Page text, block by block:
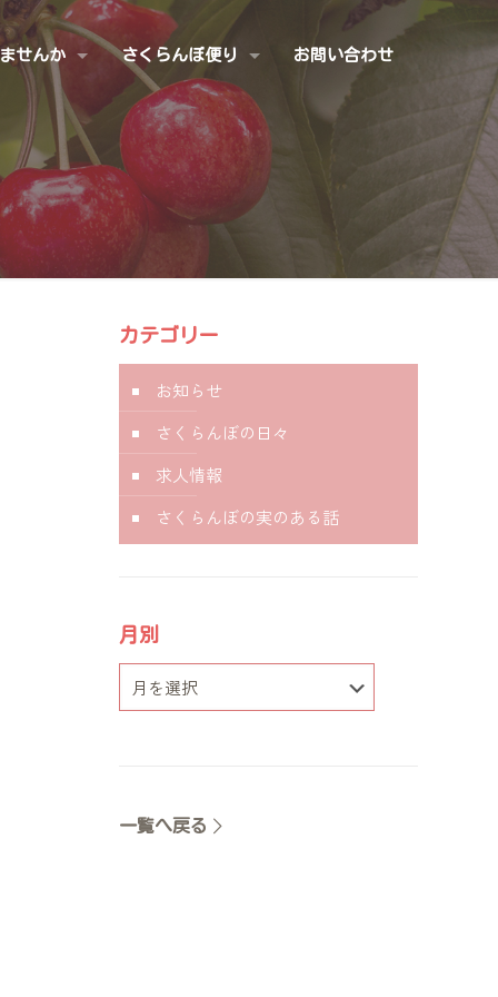
せんか さくらんぼ便り お問い合わせ
カテゴリー
お知らせ
さくらんぼの日々
求人情報
さくらんぼの実のある話
月別
一覧へ戻る